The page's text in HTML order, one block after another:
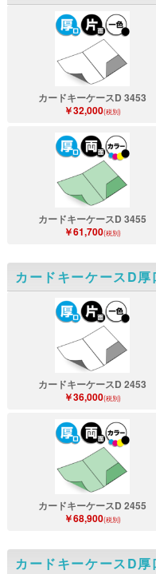
カードキーケースD 3453
￥32,000(税別)
カードキーケースD 3455
￥61,700(税別)
カードキーケースD厚
カードキーケースD 2453
￥36,000(税別)
カードキーケースD 2455
￥68,900(税別)
カードキーケースD厚